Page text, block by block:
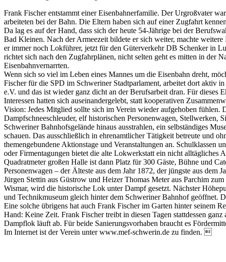
Frank Fischer entstammt einer Eisenbahnerfamilie. Der Urgroßvater
arbeiteten bei der Bahn. Die Eltern haben sich auf einer Zugfahrt
Da lag es auf der Hand, dass sich der heute 54-Jährige bei der
Bad Kleinen. Nach der Armeezeit bildete er sich weiter, machte
er immer noch Lokführer, jetzt für den Güterverkehr DB Schenker in
richtet sich nach den Zugfahrplänen, nicht selten geht es mitten in der
Eisenbahnvernarrten.
Wenn sich so viel im Leben eines Mannes um die Eisenbahn dreht,
Fischer für die SPD im Schweriner Stadtparlament, arbeitet dort aktiv
e.V. und das ist wieder ganz dicht an der Berufsarbeit dran. Für
Interessen hatten sich auseinandergelebt, statt kooperativen
Vision: Jedes Mitglied sollte sich im Verein wieder aufgehoben
Dampfschneeschleuder, elf historischen Personenwagen, Stellwerken,
Schweriner Bahnhofsgelände hinaus ausstrahlen, ein selbständiges
schauen. Das ausschließlich in ehrenamtlicher Tätigkeit betreute und
themengebundene Aktionstage und Veranstaltungen an. Schulklassen
oder Firmentagungen bietet die alte Lokwerkstatt ein nicht alltägliches
Quadratmeter großen Halle ist dann Platz für 300 Gäste, Bühne und
Personenwagen – der Älteste aus dem Jahr 1872, der jüngste aus
Jürgen Stettin aus Güstrow und Heizer Thomas Meter aus Parchim
Wismar, wird die historische Lok unter Dampf gesetzt. Nächster
und Technikmuseum gleich hinter dem Schweriner Bahnhof geöffnet.
Eine solche übrigens hat auch Frank Fischer im Garten hinter seinem
Hand: Keine Zeit. Frank Fischer treibt in diesen Tagen stattdessen
Dampflok läuft ab. Für beide Sanierungsvorhaben braucht es
Im Internet ist der Verein unter www.mef-schwerin.de zu finden. 